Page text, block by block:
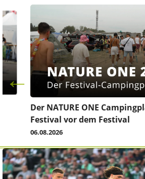
Der NATURE ONE
Festival vor dem Festival
06.08.2026